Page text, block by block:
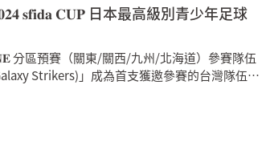
𝐬𝐟𝐢𝐝𝐚 𝐂𝐔𝐏 日本最高級別青少年足球
分區預賽（關東/關西/九州/北海道）參賽隊伍
Strikers)」成為首支獲邀參賽的台灣隊伍